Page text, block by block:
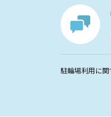
駐輪場利用に関